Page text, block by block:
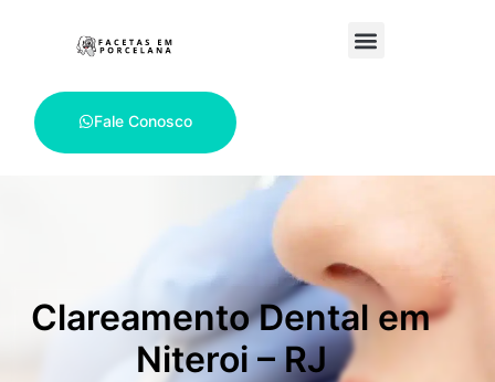
Fale Conosco
Clareamento Dental em
Niteroi – RJ